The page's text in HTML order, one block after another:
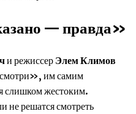
— правда»
и режиссер Элем Климов
им самим
слишком жестоким.
не решатся смотреть